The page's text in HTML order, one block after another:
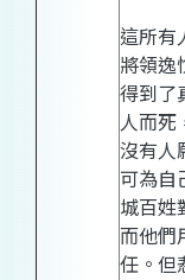
這所
將領逸
得到了
人而死
沒有人
可為自
城百姓
而他們
任。但